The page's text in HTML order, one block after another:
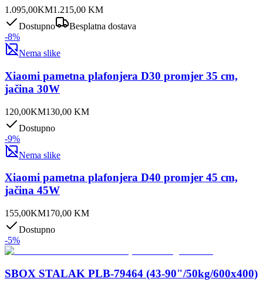
1.095,00KM1.215,00 KM
Dostupno
Besplatna dostava
-8%
Nema slike
Xiaomi pametna plafonjera D30 promjer 35 cm,
jačina 30W
120,00KM130,00 KM
Dostupno
-9%
Nema slike
Xiaomi pametna plafonjera D40 promjer 45 cm,
jačina 45W
155,00KM170,00 KM
Dostupno
-5%
SBOX STALAK PLB-79464 (43-90"/50kg/600x400)